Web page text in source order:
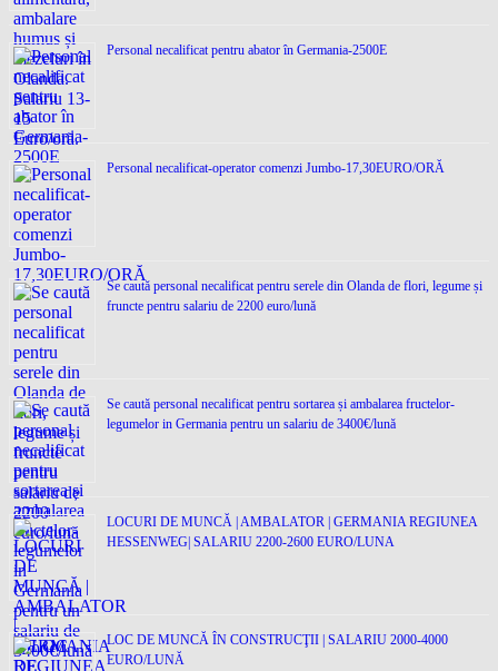
Personal necalificat pentru abator în Germania-2500E
Personal necalificat-operator comenzi Jumbo-17,30EURO/ORĂ
Se caută personal necalificat pentru serele din Olanda de flori, legume și
fruncte pentru salariu de 2200 euro/lună
Se caută personal necalificat pentru sortarea și ambalarea fructelor-
legumelor in Germania pentru un salariu de 3400€/lună
LOCURI DE MUNCĂ | AMBALATOR | GERMANIA REGIUNEA
HESSENWEG| SALARIU 2200-2600 EURO/LUNA
LOC DE MUNCĂ ÎN CONSTRUCŢII | SALARIU 2000-4000
EURO/LUNĂ